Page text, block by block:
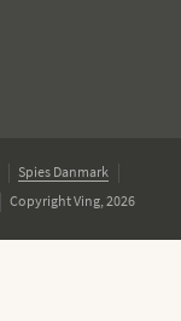
Spies Danmark
Copyright Ving, 2026